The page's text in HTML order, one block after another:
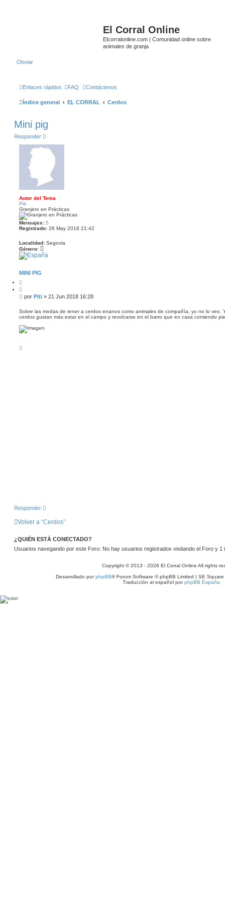
El Corral Online
Elcorralonline.com | Comunidad online sobre
animales de granja
Obviar
Enlaces rápidos FAQ Contáctenos
Índice general EL CORRAL Cerdos
Mini pig
Responder
Autor del Tema
Piti
Granjero en Prácticas
Mensajes: 5
Registrado: 26 May 2018 21:42
Localidad: Segovia
Género:
MINI PIG
a
i
t
r
M
n
s
a
j
por Piti » 21 Jun 2018 16:28
Sobre las modas de tener a cerdos enanos como animales de compañía, yo no lo veo.
cerdos gustan más estar en el campo y revolcarse en el barro que en casa comiendo
Responder
Volver a “Cerdos”
¿QUIÉN ESTÁ CONECTADO?
Usuarios navegando por este Foro: No hay usuarios registrados visitando el Foro y 1
Copyright © 2013 - 2026 El Corral Online All rights
Desarrollado porphpBB® Forum Software © phpBB Limited | SE
Traducción al español porphpBB España